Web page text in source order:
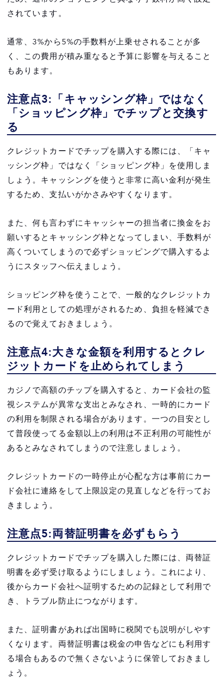
されています。
通常、3%から5%の手数料が上乗せされることが多
く、この費用が積み重なると予算に影響を与えること
もあります。
注意点3:「キャッシング枠」ではなく
「ショッピング枠」でチップと交換す
る
クレジットカードでチップを購入する際には、「キャ
ッシング枠」ではなく「ショッピング枠」を使用しま
しょう。キャッシングを使うと非常に高い金利が発生
するため、支払いがかさみやすくなります。
また、何も言わずにキャッシャーの担当者に換金をお
願いするとキャッシング枠となってしまい、手数料が
高くついてしまうので必ずショッピングで購入するよ
うにスタッフへ伝えましょう。
ショッピング枠を使うことで、一般的なクレジットカ
ード利用としての処理がされるため、負担を軽減でき
るので覚えておきましょう。
注意点4:大きな金額を利用するとクレ
ジットカードを止められてしまう
カジノで高額のチップを購入すると、カード会社の監
視システムが異常な支出とみなされ、一時的にカード
の利用を制限される場合があります。一つの目安とし
て普段使ってる金額以上の利用は不正利用の可能性が
あるとみなされてしまうので注意しましょう。
クレジットカードの一時停止が心配な方は事前にカー
ド会社に連絡をして上限設定の見直しなどを行ってお
きましょう。
注意点5:両替証明書を必ずもらう
クレジットカードでチップを購入した際には、両替証
明書を必ず受け取るようにしましょう。これにより、
後からカード会社へ証明するための記録として利用で
き、トラブル防止につながります。
また、証明書があれば出国時に税関でも説明がしやす
くなります。両替証明書は税金の申告などにも利用す
る場合もあるので無くさないように保管しておきまし
ょう。